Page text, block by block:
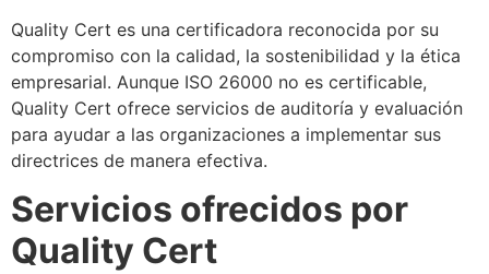
Quality Cert es una certificadora reconocida por su
compromiso con la calidad, la sostenibilidad y la ética
empresarial. Aunque ISO 26000 no es certificable,
Quality Cert ofrece servicios de auditoría y evaluación
para ayudar a las organizaciones a implementar sus
directrices de manera efectiva.
Servicios ofrecidos por
Quality Cert